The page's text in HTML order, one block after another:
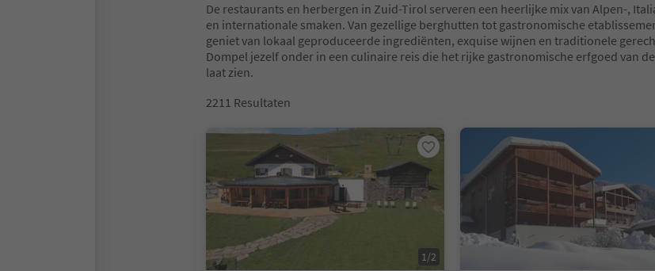
De restaurants en herbergen in Zuid-Tirol serveren een heerlijke mix van Alpen-,
en internationale smaken. Van gezellige berghutten tot gastronomische
geniet van lokaal geproduceerde ingrediënten, exquise wijnen en traditionele
Dompel jezelf onder in een culinaire reis die het rijke gastronomische erfgoed van
laat zien.
2211 Resultaten
1/2